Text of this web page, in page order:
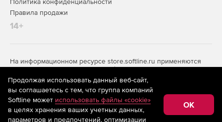
Правила продажи
14+
На информационном ресурсе store.softline.ru применяются
рекомендательные технологии(информационные технологии
предоставления информации на основе сбора,
систематизации и анализа сведений, относящихся к
предпочтениям пользователей сети «Интернет»,
находящихся на территории Российской Федерации)
Продолжая использовать данный веб-сайт,
вы соглашаетесь с тем, что группа компаний
Softline может использовать файлы «cookie»
в целях хранения ваших учетных данных,
параметров и предпочтений, оптимизации
OK